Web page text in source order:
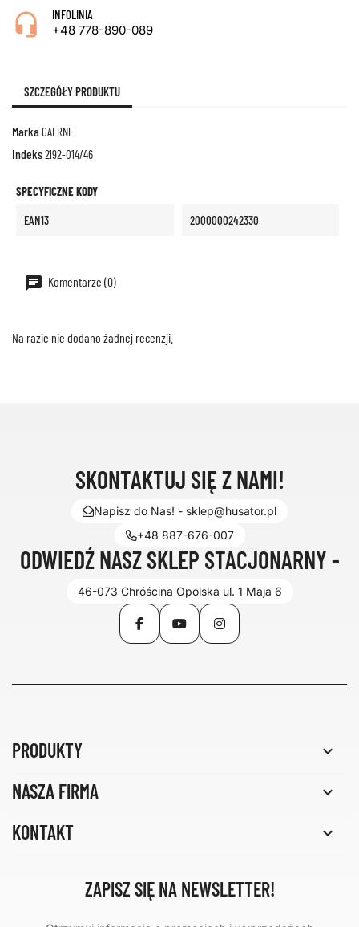
INFOLINIA
+48 778-890-089
SZCZEGÓŁY PRODUKTU
MarkaGAERNE
Indeks2192-014/46
SPECYFICZNE KODY
EAN13
2000000242330
Komentarze (0)
Na razie nie dodano żadnej recenzji.
SKONTAKTUJ SIĘ Z NAMI!
Napisz do Nas! - sklep@husator.pl
+48 887-676-007
ODWIEDŹ NASZ SKLEP STACJONARNY -
46-073 Chróścina Opolska ul. 1 Maja 6
FacebookYouTubeInstagram
PRODUKTY 
NASZA FIRMA 
KONTAKT 
ZAPISZ SIĘ NA NEWSLETTER!